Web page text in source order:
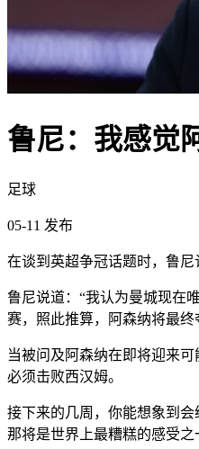
鲁尼：我感觉
足球
05-11 发布
在谈到英超争冠话题时，鲁尼
鲁尼说道：“我认为曼城现在
赛，照此推算，阿森纳将最终
当被问及阿森纳在即将迎来
必须击败西汉姆。
接下来的几周，你能想象到
那将是世界上最糟糕的感受之